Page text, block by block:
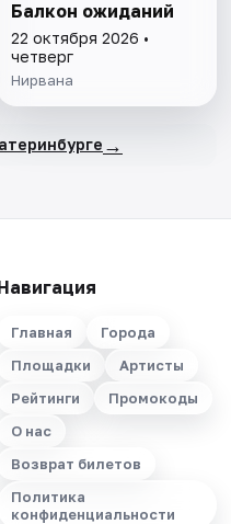
Балкон ожиданий
22 октября 2026 •
четверг
Нирвана
→
Главная
Города
Площадки
Артисты
Рейтинги
Промокоды
О нас
Возврат билетов
Политика
конфиденциальности